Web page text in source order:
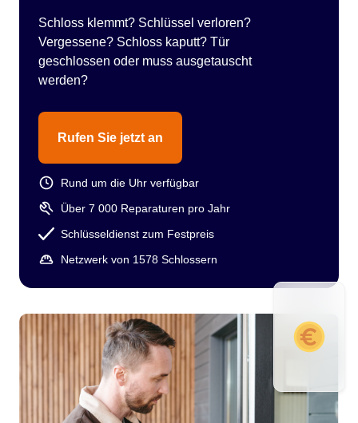
Schloss klemmt? Schlüssel verloren?
Vergessene? Schloss kaputt? Tür
geschlossen oder muss ausgetauscht
werden?
Rufen Sie jetzt an
Rund um die Uhr verfügbar
Über 7 000 Reparaturen pro Jahr
Schlüsseldienst zum Festpreis
Netzwerk von 1578 Schlossern